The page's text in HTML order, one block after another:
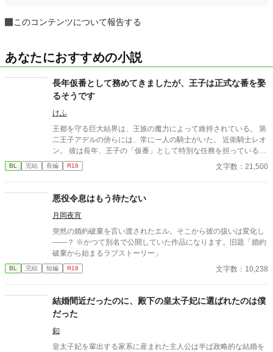
このコンテンツについて報告する
あなたにおすすめの小説
長年仮番として務めてきましたが、王子は正式な番を娶
るそうです
けふ
王都を守る巨大結界は、王族の魔力によって維持されている。 第
二王子アデルの傍らには、常に一人の騎士がいた。 近衛騎士レオ
ン。 彼は長年、王子の「仮番」として特別な任務を担っている。
しかし王子は、他国の王女との正式な番契約が決まってしまっ
た。 仮番の役目は、そこで終わるはずだった。 だが結界塔で行わ
士。 主と臣下。 越えてはならない境界を前にしても、 王子は騎
士の手を取る。 「共に立て」 ※オメガバースではありません ※
ふんわり読んでください ※なんでも許せる方向け ※イラストはC
hatGPTさん
BL 完結 長編 R18 文字数：21,500
悪役令息はもう待たない
月岡夜宵
突然の婚約破棄を言い渡されたエル。そこから彼の扱いは変化し
――？ ※かつて別名で公開していた作品になります。旧題「婚約
破棄から始まるラブストーリー」
BL 完結 短編 R18 文字数：10,238
結婚間近だったのに、殿下の皇太子妃に選ばれたのは僕
だった
釦
皇太子妃を輩出する家系に産まれた主人公は半ば政略的な結婚を